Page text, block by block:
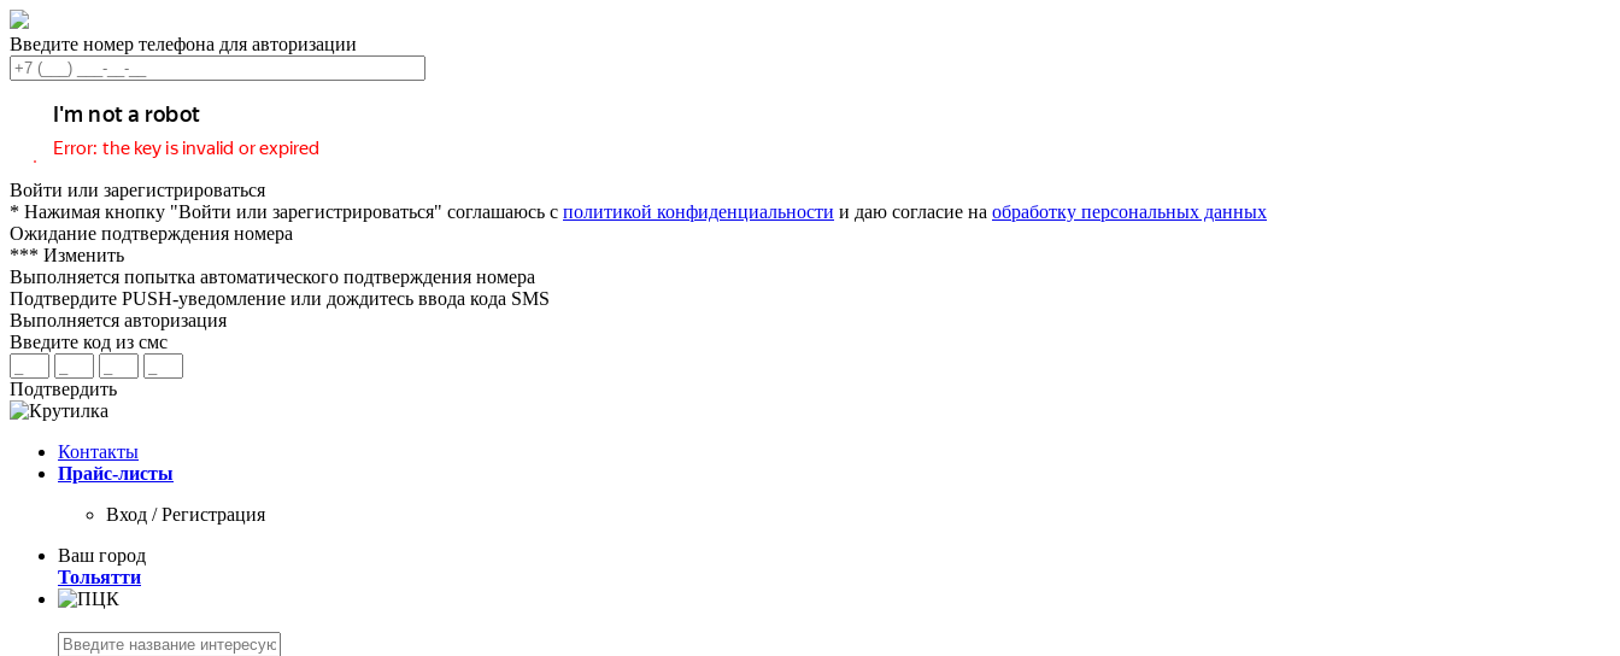
Введите номер телефона для авторизации
Войти или зарегистрироваться
* Нажимая кнопку "Войти или зарегистрироваться" соглашаюсь с политикой конфиденциальности и даю согласие на обработку персональных данных
Ожидание подтверждения номера
*** Изменить
Выполняется попытка автоматического подтверждения номера
Подтвердите PUSH-уведомление или дождитесь ввода кода SMS
Выполняется авторизация
Введите код из смс
Подтвердить
Контакты
Прайс-листы
Вход / Регистрация
Ваш город
Тольятти